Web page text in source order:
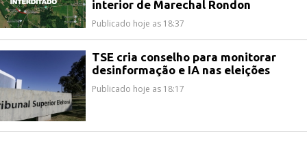
interior de Marechal Rondon
Publicado hoje as 18:37
TSE cria conselho para monitorar
desinformação e IA nas eleições
Publicado hoje as 18:17